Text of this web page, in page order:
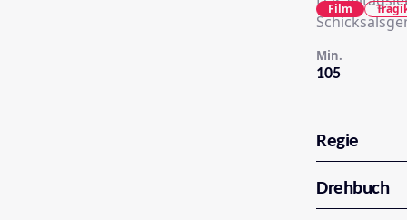
105
Min.
Film
Regie
Drehbuch